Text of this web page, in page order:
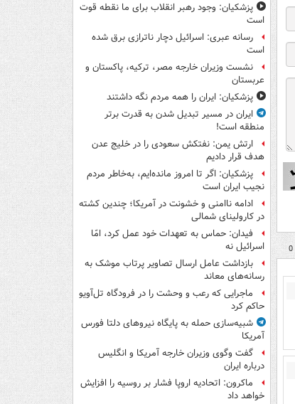
پزشکیان: وجود رهبر انقلاب برای ما نقطه قوت
است
رسانه عبری: اسرائیل دچار ناترازی برق شده
است
نشست وزیران خارجه مصر، ترکیه، پاکستان و
عربستان
پزشکیان: ایران را همه مردم نگه داشتند
ایران در مسیر تبدیل شدن به قدرت برتر
منطقه است!
ارتش یمن: نفتکش سعودی را در خلیج عدن
هدف قرار دادیم
پزشکیان: اگر تا امروز مانده‌ایم، به‌خاطر مردم
نجیب ایران است
ادامه ناامنی و خشونت در آمریکا؛ چندین کشته
در کارولینای شمالی
فیدان: حماس به تعهدات خود عمل کرد، امّا
اسرائیل نه
بازداشت عامل ارسال تصاویر پرتاب موشک به
رسانه‌های معاند
ماجرایی که رعب و وحشت را در فرودگاه تل‌آویو
حاکم کرد
شبیه‌سازی حمله به پایگاه نیروهای دلتا فورس
آمریکا
گفت وگوی وزیران خارجه آمریکا و انگلیس
درباره ایران
ماکرون: اتحادیه اروپا فشار بر روسیه را افزایش
خواهد داد